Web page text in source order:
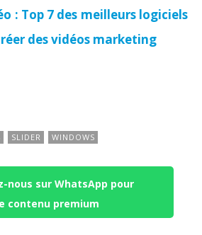
: Top 7 des meilleurs logiciels
des vidéos marketing
SLIDER WINDOWS
nous sur WhatsApp pour
contenu premium